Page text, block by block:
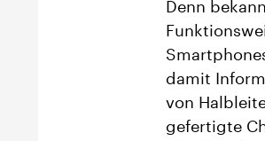
Denn
damit
von
gefertigte